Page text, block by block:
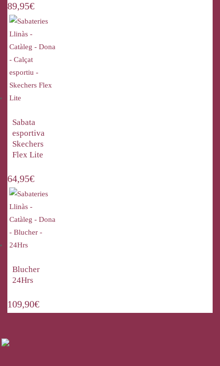
89,95€
Sabata
esportiva
Skechers
Flex Lite
64,95€
Blucher
24Hrs
109,90€